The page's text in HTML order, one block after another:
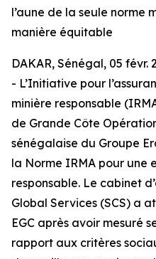
l’aune de la seule norme
manière équitable
DAKAR, Sénégal, 05 févr.
- L’Initiative pour
minière responsable
de Grande Côte
sénégalaise du Groupe
la Norme IRMA pour une
responsable. Le cabinet
Global Services (SCS) a
EGC après avoir mesuré
rapport aux critères